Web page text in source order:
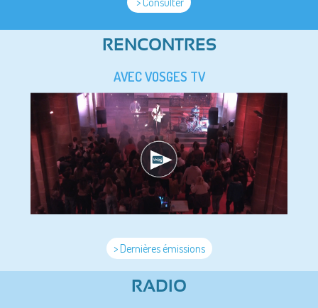
RENCONTRES
AVEC VOSGES TV
> Dernières émissions
RADIO